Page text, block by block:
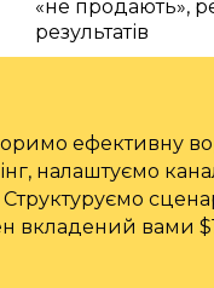
ефективну
налаштуємо
вкладений вами
«не продають»,
результатів